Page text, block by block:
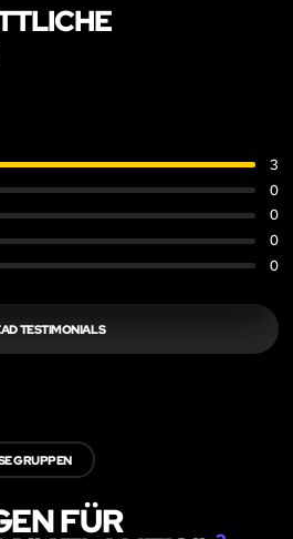
3
0
0
0
0
TESTIMONIALS
GRUPPEN
FÜR